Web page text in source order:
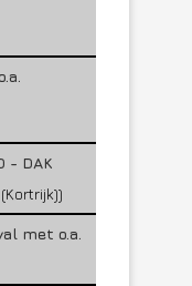
- DAK
met o.a.